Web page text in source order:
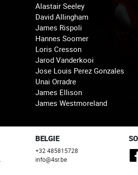
Alastair Seeley
David Allingham
James Rispoli
Hannes Soomer
Loris Cresson
Jarod Vanderkooi
Jose Louis Perez Gonzales
Unai Orradre
James Ellison
James Westmoreland
BELGIE
+32 485815728
info@4sr.be